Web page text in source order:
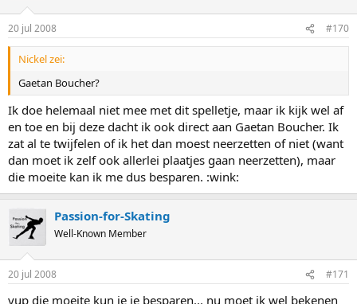
20 jul 2008 #170
Nickel zei:
Gaetan Boucher?
Ik doe helemaal niet mee met dit spelletje, maar ik kijk wel af
en toe en bij deze dacht ik ook direct aan Gaetan Boucher. Ik
zat al te twijfelen of ik het dan moest neerzetten of niet (want
dan moet ik zelf ook allerlei plaatjes gaan neerzetten), maar
die moeite kan ik me dus besparen. :wink:
Passion-for-Skating
Well-Known Member
20 jul 2008 #171
yup die moeite kun je je besparen... nu moet ik wel bekenen